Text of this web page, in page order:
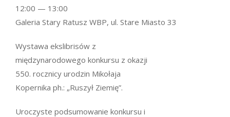
Wystawa ekslibrisów z
międzynarodowego konkursu z okazji
550. rocznicy urodzin Mikołaja
Kopernika ph.: „Ruszył Ziemię”.
Uroczyste podsumowanie konkursu i
12:00 — 13:00
Galeria Stary Ratusz WBP, ul. Stare Miasto 33